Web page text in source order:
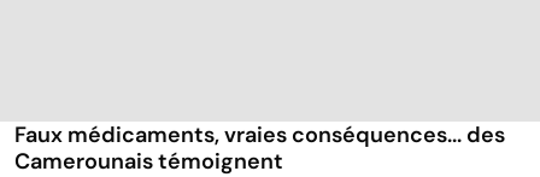
Faux médicaments, vraies conséquences... des
Camerounais témoignent